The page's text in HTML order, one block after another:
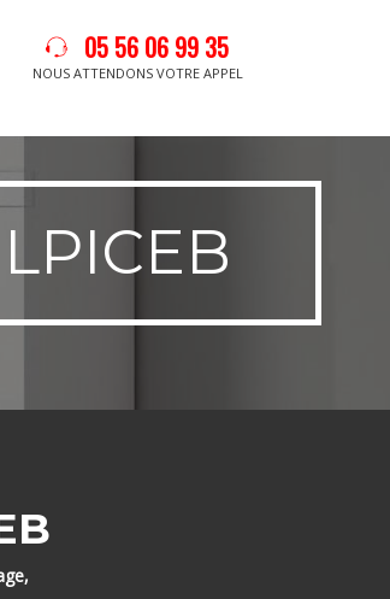
05 56 06 99 35
NOUS ATTENDONS VOTRE APPEL